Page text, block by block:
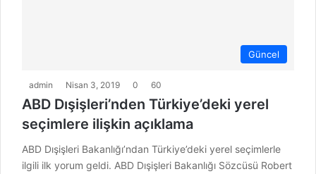
Güncel
admin Nisan 3, 2019 0 60
ABD Dışişleri’nden Türkiye’deki yerel
seçimlere ilişkin açıklama
ABD Dışişleri Bakanlığı’ndan Türkiye’deki yerel seçimlerle
ilgili ilk yorum geldi. ABD Dışişleri Bakanlığı Sözcüsü Robert